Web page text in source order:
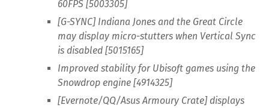
60FPS [5003305]
[G-SYNC] Indiana Jones and the Great Circle
may display micro-stutters when Vertical Sync
is disabled [5015165]
Improved stability for Ubisoft games using the
Snowdrop engine [4914325]
[Evernote/QQ/Asus Armoury Crate] displays